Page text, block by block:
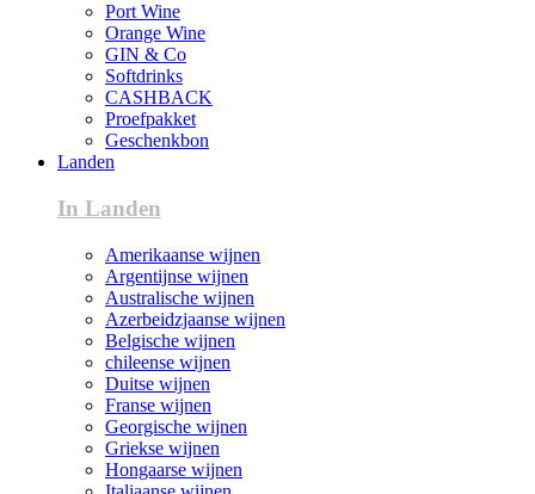
Port Wine
Orange Wine
GIN & Co
Softdrinks
CASHBACK
Proefpakket
Geschenkbon
Landen
In Landen
Amerikaanse wijnen
Argentijnse wijnen
Australische wijnen
Azerbeidzjaanse wijnen
Belgische wijnen
chileense wijnen
Duitse wijnen
Franse wijnen
Georgische wijnen
Griekse wijnen
Hongaarse wijnen